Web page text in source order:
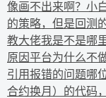
像画不出来啊？ 小
的策略，但是回测
教大佬我是不是哪
原因平台为什么不
引用报错的问题哪
合约换月）的代码